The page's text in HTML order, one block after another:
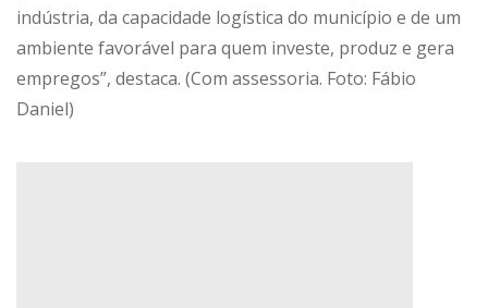
indústria, da capacidade logística do município e de um
ambiente favorável para quem investe, produz e gera
empregos”, destaca. (Com assessoria. Foto: Fábio
Daniel)